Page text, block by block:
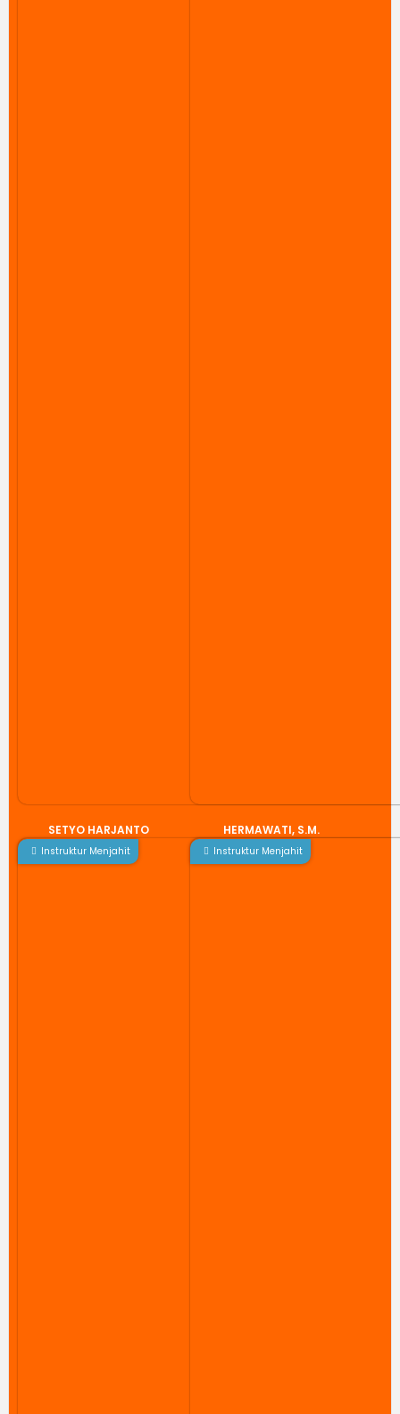
SETYO HARJANTO HERMAWATI, S.M.
Instruktur Menjahit Instruktur Menjahit